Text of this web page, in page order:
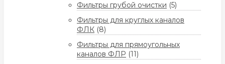
Фильтры грубой очистки (5)
Фильтры для круглых каналов
ФЛК (8)
Фильтры для прямоугольных
каналов ФЛР (11)